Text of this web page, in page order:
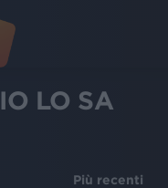
LO SA
Più recenti